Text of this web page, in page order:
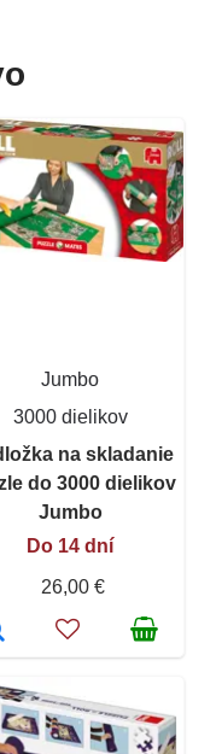
Jumbo
3000 dielikov
na skladanie
do 3000 dielikov
Jumbo
Do 14 dní
26,00 €